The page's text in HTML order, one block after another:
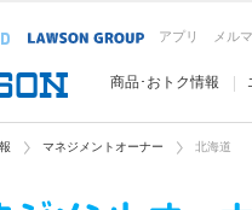
アプリ メル
商品･おトク情報
マネジメントオーナー 北海道